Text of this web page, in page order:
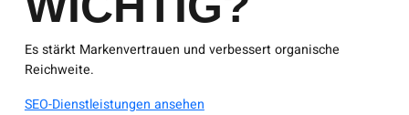
Es stärkt Markenvertrauen und verbessert organische
Reichweite.
SEO-Dienstleistungen ansehen